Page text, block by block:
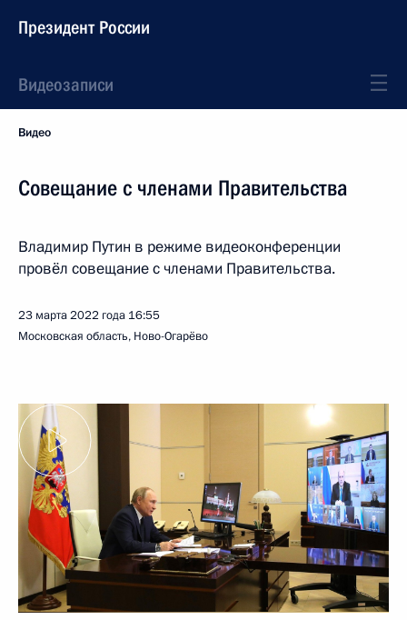
Президент России
Видеозаписи
Видео
Совещание с членами Правительства
Владимир Путин в режиме видеоконференции
провёл совещание с членами Правительства.
23 марта 2022 года 16:55
Московская область, Ново-Огарёво